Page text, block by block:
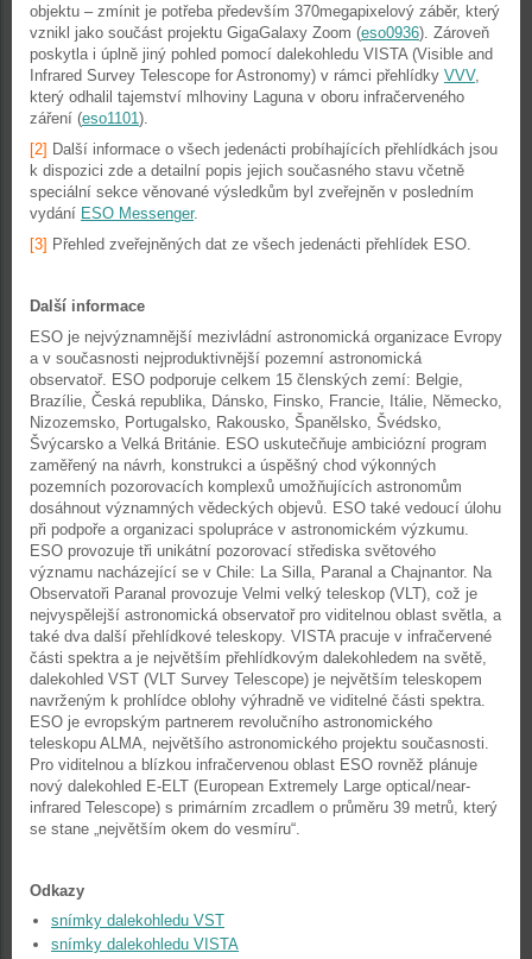
objektu – zmínit je potřeba především 370megapixelový záběr, který
vznikl jako součást projektu GigaGalaxy Zoom (eso0936). Zároveň
poskytla i úplně jiný pohled pomocí dalekohledu VISTA (Visible and
Infrared Survey Telescope for Astronomy) v rámci přehlídky VVV,
který odhalil tajemství mlhoviny Laguna v oboru infračerveného
záření (eso1101).
[2] Další informace o všech jedenácti probíhajících přehlídkách jsou
k dispozici zde a detailní popis jejich současného stavu včetně
speciální sekce věnované výsledkům byl zveřejněn v posledním
vydání ESO Messenger.
[3] Přehled zveřejněných dat ze všech jedenácti přehlídek ESO.
Další informace
ESO je nejvýznamnější mezivládní astronomická organizace Evropy
a v současnosti nejproduktivnější pozemní astronomická
observatoř. ESO podporuje celkem 15 členských zemí: Belgie,
Brazílie, Česká republika, Dánsko, Finsko, Francie, Itálie, Německo,
Nizozemsko, Portugalsko, Rakousko, Španělsko, Švédsko,
Švýcarsko a Velká Británie. ESO uskutečňuje ambiciózní program
zaměřený na návrh, konstrukci a úspěšný chod výkonných
pozemních pozorovacích komplexů umožňujících astronomům
dosáhnout významných vědeckých objevů. ESO také vedoucí úlohu
při podpoře a organizaci spolupráce v astronomickém výzkumu.
ESO provozuje tři unikátní pozorovací střediska světového
významu nacházející se v Chile: La Silla, Paranal a Chajnantor. Na
Observatoři Paranal provozuje Velmi velký teleskop (VLT), což je
nejvyspělejší astronomická observatoř pro viditelnou oblast světla, a
také dva další přehlídkové teleskopy. VISTA pracuje v infračervené
části spektra a je největším přehlídkovým dalekohledem na světě,
dalekohled VST (VLT Survey Telescope) je největším teleskopem
navrženým k prohlídce oblohy výhradně ve viditelné části spektra.
ESO je evropským partnerem revolučního astronomického
teleskopu ALMA, největšího astronomického projektu současnosti.
Pro viditelnou a blízkou infračervenou oblast ESO rovněž plánuje
nový dalekohled E-ELT (European Extremely Large optical/near-
infrared Telescope) s primárním zrcadlem o průměru 39 metrů, který
se stane „největším okem do vesmíru“.
Odkazy
snímky dalekohledu VST
snímky dalekohledu VISTA